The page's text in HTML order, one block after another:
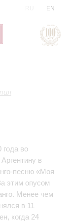
EN
года во
в
песню «Моя
этим опусом
Менее чем
в 11
когда 24